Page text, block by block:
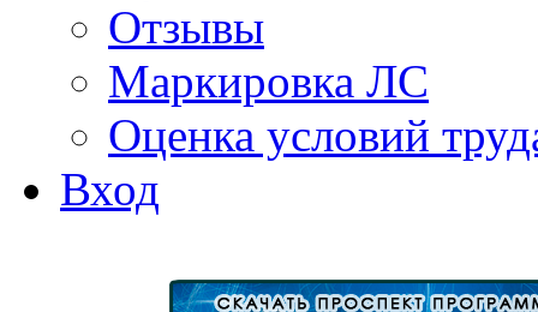
Отзывы
Маркировка ЛС
Оценка условий
Вход